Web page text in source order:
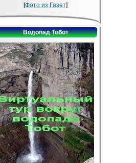
[Фото из Газет]
Водопад Тобот